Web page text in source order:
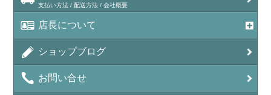
支払い方法 / 配送方法 / 会社概要
店長について
ショップブログ
お問い合せ